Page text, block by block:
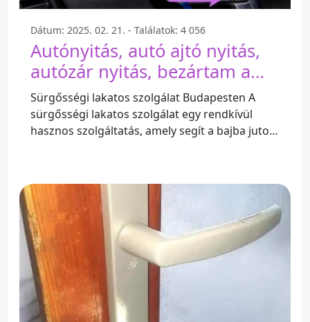
Dátum: 2025. 02. 21. - Találatok: 4 056
Autónyitás, autó ajtó nyitás,
autózár nyitás, bezártam a
kulcsot az autóba - Budapest
Sürgősségi lakatos szolgálat Budapesten A
sürgősségi lakatos szolgálat egy rendkívül
hasznos szolgáltatás, amely segít a bajba jutott